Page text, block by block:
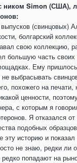
ником Simon (США),
(свинцовых)
болгарский
свою коллекцию,
большую часть своих
Ему
не выбрасывать
похожего на печати,
ценности,
с которым я
Я отказался
подобных
эту историю и
не знаю, редки ли
попадают на